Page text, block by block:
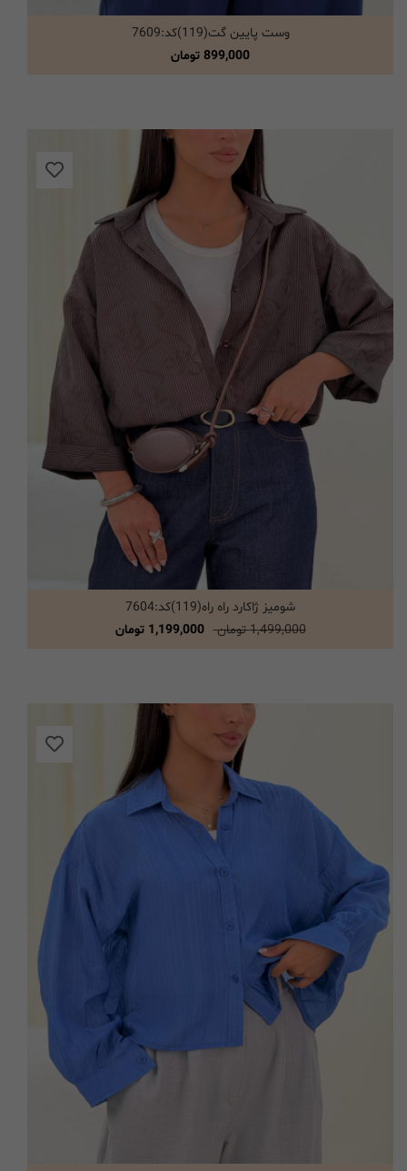
انتخاب گزینه ها
وست پایین گت(119)کد:7609
899,000 تومان
انتخاب گزینه ها
شومیز ژاکارد راه راه(119)کد:7604
1,499,000 تومان
1,199,000 تومان